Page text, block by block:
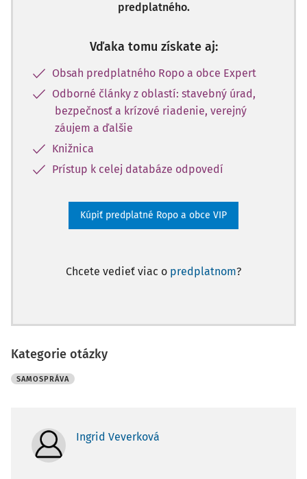
predplatného.
Vďaka tomu získate aj:
Obsah predplatného Ropo a obce Expert
Odborné články z oblastí: stavebný úrad,
bezpečnosť a krízové riadenie, verejný
záujem a ďalšie
Knižnica
Prístup k celej databáze odpovedí
Kúpiť predplatné Ropo a obce VIP
Chcete vedieť viac o predplatnom?
Kategorie otázky
SAMOSPRÁVA
Ingrid Veverková